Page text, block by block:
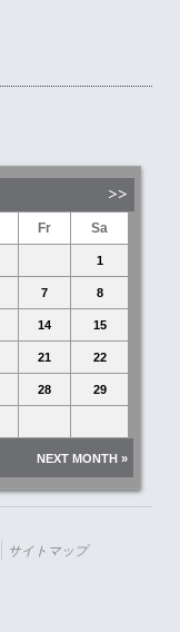
Fr Sa
1
7 8
14 15
21 22
28 29
NEXT MONTH »
サイトマップ